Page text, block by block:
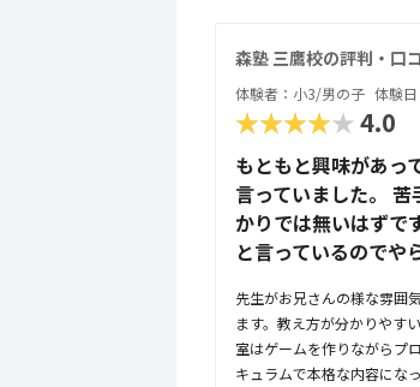
森塾 三鷹校の評判・口
体験者：小3/男の子 体験
★★★★★4.0
もともと興味があっ
言っていました。
かりでは無いはずで
と言っているのでや
先生がお兄さんの様な雰囲
ます。教え方が分かりやす
室はゲームを作りながらプ
キュラムで本格な内容にな